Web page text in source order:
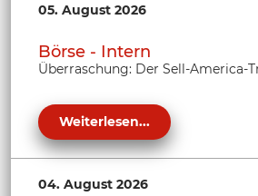
05. August 2026
Börse - Intern
Überraschung: Der Sell-America-
Weiterlesen...
04. August 2026